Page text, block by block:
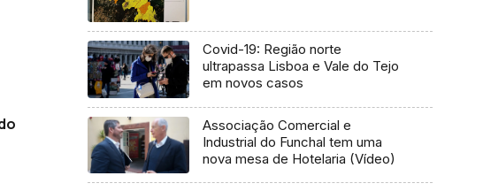
Covid-19: Região norte
ultrapassa Lisboa e Vale do Tejo
em novos casos
Associação Comercial e
Industrial do Funchal tem uma
nova mesa de Hotelaria (Vídeo)